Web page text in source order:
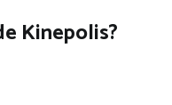
Kinepolis?